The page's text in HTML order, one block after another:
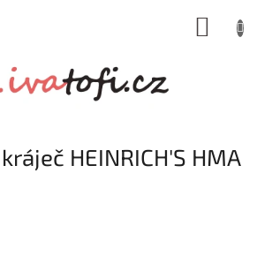
HEINRICH'S HMA